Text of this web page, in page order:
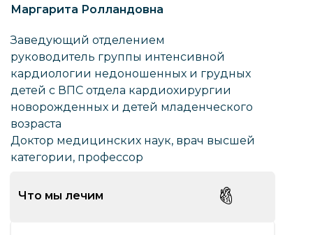
Маргарита Ролландовна
Заведующий отделением
руководитель группы интенсивной
кардиологии недоношенных и грудных
детей с ВПС отдела кардиохирургии
новорожденных и детей младенческого
возраста
Доктор медицинских наук, врач высшей
категории, профессор
Что мы лечим